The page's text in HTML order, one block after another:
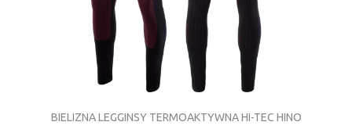
BIELIZNA LEGGINSY TERMOAKTYWNA HI-TEC HINO